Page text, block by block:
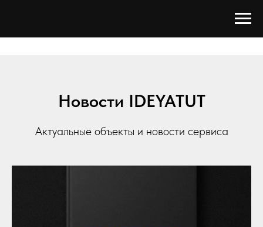
Новости IDEYATUT
Актуальные объекты и новости сервиса